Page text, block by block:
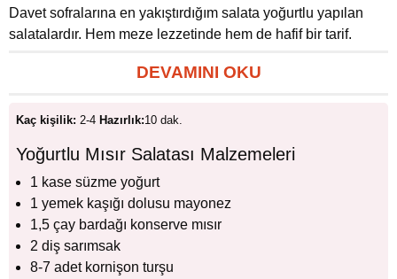
Davet sofralarına en yakıştırdığım salata yoğurtlu yapılan
salatalardır. Hem meze lezzetinde hem de hafif bir tarif.
DEVAMINI OKU
Kaç kişilik: 2-4 Hazırlık:10 dak.
Yoğurtlu Mısır Salatası Malzemeleri
1 kase süzme yoğurt
1 yemek kaşığı dolusu mayonez
1,5 çay bardağı konserve mısır
2 diş sarımsak
8-7 adet kornişon turşu